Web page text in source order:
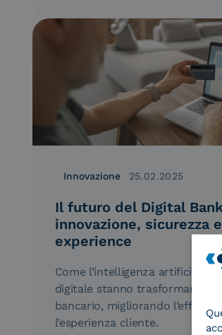
Innovazione 25.02.2025
Il futuro del Digital
innovazione, sicurezza
experience
Come l’intelligenza artificiale e
digitale stanno trasformando il
bancario, migliorando
l’esperienza cliente.